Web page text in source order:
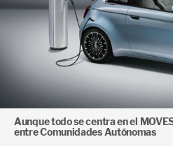
Aunque todo se centra en el
entre Comunidades Autónomas